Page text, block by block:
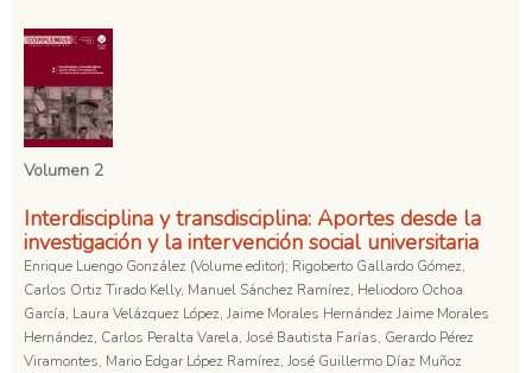
Volumen 2
Interdisciplina y transdisciplina: Aportes desde la
investigación y la intervención social universitaria
Enrique Luengo González (Volume editor); Rigoberto Gallardo Gómez,
Carlos Ortiz Tirado Kelly, Manuel Sánchez Ramírez, Heliodoro Ochoa
García, Laura Velázquez López, Jaime Morales Hernández Jaime Morales
Hernández, Carlos Peralta Varela, José Bautista Farías, Gerardo Pérez
Viramontes, Mario Edgar López Ramírez, José Guillermo Díaz Muñoz